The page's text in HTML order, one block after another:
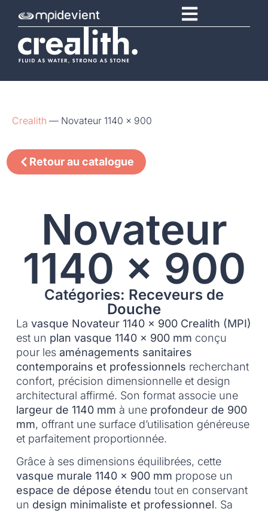
devient
Crealith — Novateur 1140 x 900
Retour au catalogue
Novateur
1140 x 900
Catégories: Receveurs de
Douche
La vasque Novateur 1140 x 900 Crealith (MPI)
est un plan vasque 1140 x 900 mm conçu
pour les aménagements sanitaires
contemporains et professionnels recherchant
confort, précision dimensionnelle et design
architectural affirmé. Son format associe une
largeur de 1140 mm à une profondeur de 900
mm, offrant une surface d’utilisation généreuse
et parfaitement proportionnée.
Grâce à ses dimensions équilibrées, cette
vasque murale 1140 x 900 mm propose un
espace de dépose étendu tout en conservant
un design minimaliste et professionnel. Sa